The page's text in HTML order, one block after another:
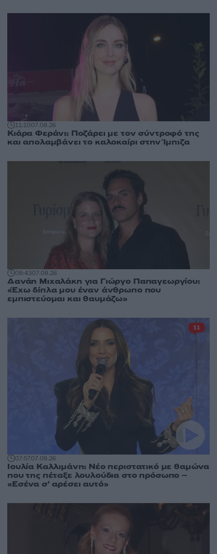
11:1007.08.26
Κιάρα Φεράνι: Ποζάρει με τον σύντροφό της
και απολαμβάνει το καλοκαίρι στην Ίμπιζα
08:4307.08.26
Δανάη Μιχαλάκη για Γιώργο Παπαγεωργίου:
«Έχω δίπλα μου έναν άνθρωπο που
εμπιστεύομαι και θαυμάζω»
07:5707.08.26
Ιουλία Καλλιμάνη: Νέο περιστατικό με θαμώνα
που της πέταξε λουλούδια στο πρόσωπο –
«Εσένα σ’ αρέσει αυτό»
11